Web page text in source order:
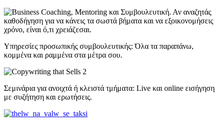
Υπηρεσίες προσωπικής συμβουλευτικής: Όλα τα παραπάνω,
κομμένα και ραμμένα στα μέτρα σου.
Σεμινάρια για ανοιχτά ή κλειστά τμήματα: Live και online εισήγηση
με συζήτηση και ερωτήσεις.